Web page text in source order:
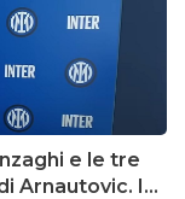
e le tre
Arnautovic. I